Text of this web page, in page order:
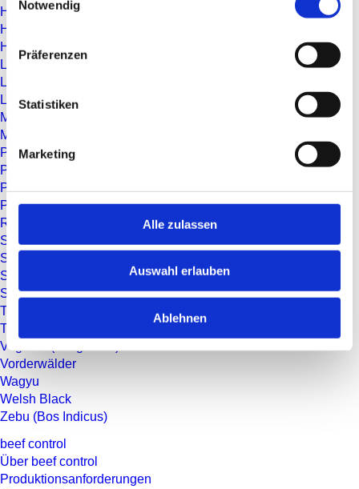
Notwendig
Präferenzen
Statistiken
Marketing
Alle zulassen
Auswahl erlauben
Ablehnen
Hereford
Highland Cattle
Hinterwälder
Limousin
Lowline Cattle
Luing
Maine Anjou
Murnau Werdenfelser
Parthenaise
Piemontese
Pinzgauer
Pustertaler Sprinzen
Rätisches Grauvieh
Salers
Shorthorn
Simmental
Speckle Park
Texas Longhorn
Tux-Zillertaler
Vogeser (Vosgienne)
Vorderwälder
Wagyu
Welsh Black
Zebu (Bos Indicus)
beef control
Über beef control
Produktionsanforderungen